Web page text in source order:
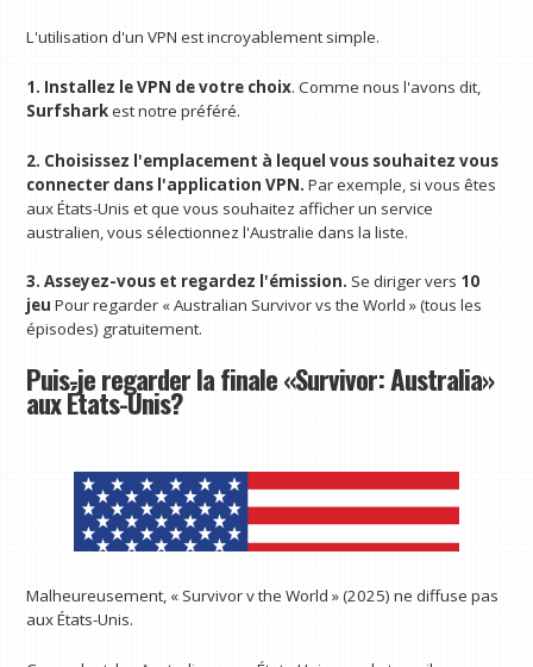
L'utilisation d'un VPN est incroyablement simple.
1. Installez le VPN de votre choix. Comme nous l'avons dit,
Surfsharkest notre préféré.
2. Choisissez l'emplacement à lequel vous souhaitez vous
connecter dans l'application VPN.Par exemple, si vous êtes
aux États-Unis et que vous souhaitez afficher un service
australien, vous sélectionnez l'Australie dans la liste.
3. Asseyez-vous et regardez l'émission. Se diriger vers 10
jeu Pour regarder « Australian Survivor vs the World » (tous les
épisodes) gratuitement.
Puis-je regarder la finale «Survivor: Australia»
aux États-Unis?
Malheureusement, « Survivor v the World » (2025) ne diffuse pas
aux États-Unis.